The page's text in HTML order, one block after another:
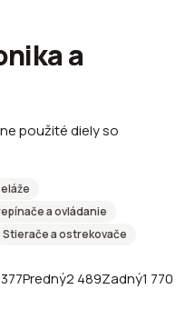
a
použité diely so
a ovládanie
Stierače a ostrekovače
Predný2 489Zadný1 770